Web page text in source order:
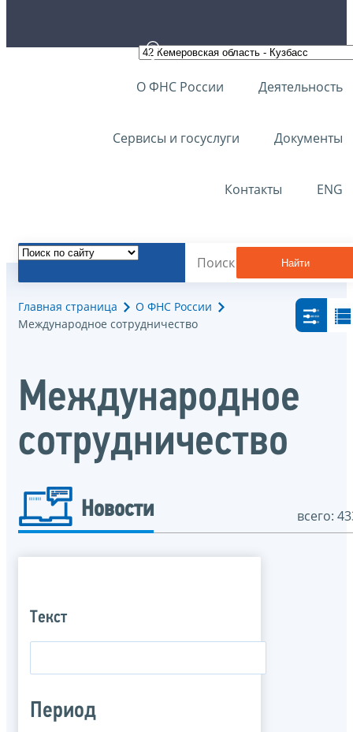
О ФНС России Деятельность
Сервисы и госуслуги Документы
Контакты ENG
Найти
Главная страница
О ФНС России
Международное сотрудничество
Международное
сотрудничество
Новости всего:
Текст
Период